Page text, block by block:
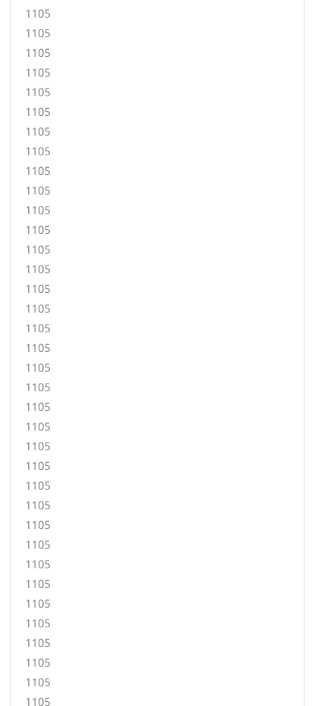
1105
1105
1105
1105
1105
1105
1105
1105
1105
1105
1105
1105
1105
1105
1105
1105
1105
1105
1105
1105
1105
1105
1105
1105
1105
1105
1105
1105
1105
1105
1105
1105
1105
1105
1105
1105